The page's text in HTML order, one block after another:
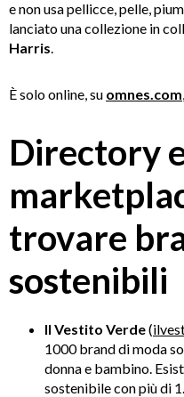
e non usa pellicce, pelle,
lanciato una collezione in
Harris.
È solo online, su omnes.com
Directory
trovare
sostenibili
Il Vestito Verde(
1000 brand di moda
donna e bambino.
sostenibile con più di